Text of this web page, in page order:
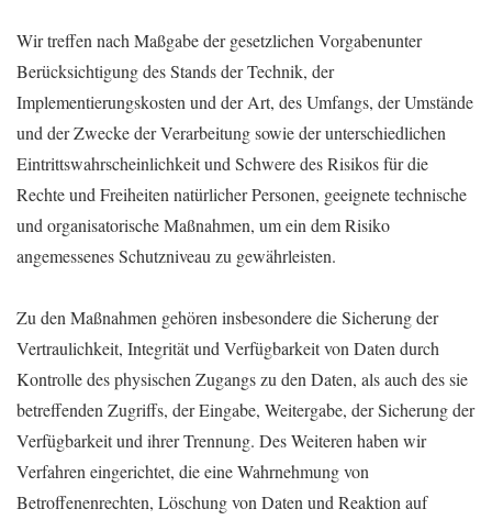
Wir treffen nach Maßgabe der gesetzlichen Vorgabenunter
Berücksichtigung des Stands der Technik, der
Implementierungskosten und der Art, des Umfangs, der Umstände
und der Zwecke der Verarbeitung sowie der unterschiedlichen
Eintrittswahrscheinlichkeit und Schwere des Risikos für die
Rechte und Freiheiten natürlicher Personen, geeignete technische
und organisatorische Maßnahmen, um ein dem Risiko
angemessenes Schutzniveau zu gewährleisten.
Zu den Maßnahmen gehören insbesondere die Sicherung der
Vertraulichkeit, Integrität und Verfügbarkeit von Daten durch
Kontrolle des physischen Zugangs zu den Daten, als auch des sie
betreffenden Zugriffs, der Eingabe, Weitergabe, der Sicherung der
Verfügbarkeit und ihrer Trennung. Des Weiteren haben wir
Verfahren eingerichtet, die eine Wahrnehmung von
Betroffenenrechten, Löschung von Daten und Reaktion auf